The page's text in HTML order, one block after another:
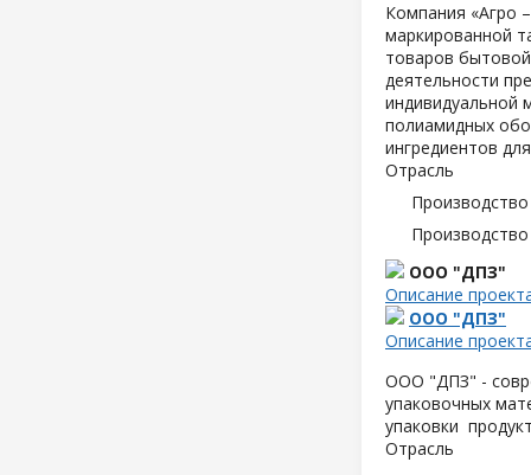
Компания «Агро
маркированной
товаров
деятельности
индивидуальной
полиамидных
ингредиентов
Отрасль
ООО "ДПЗ"
Описание
ООО "ДПЗ"
Описание
ООО "ДПЗ" -
упаковочных
упаковки
Отрасль